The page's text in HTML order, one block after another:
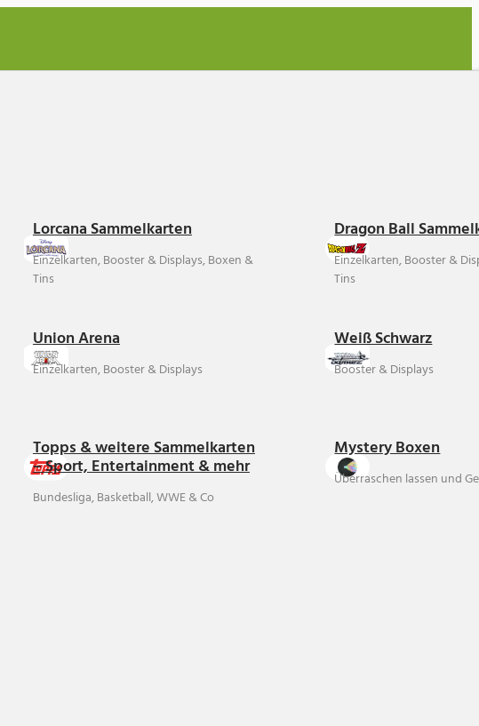
Lorcana Sammelkarten
Einzelkarten, Booster & Displays, Boxen &
Tins
Dragon Ball
Einzelkarten, Booster &
Tins
Union Arena
Einzelkarten, Booster & Displays
Weiß Schwarz
Booster & Displays
Topps & weitere Sammelkarten
– Sport, Entertainment & mehr
Bundesliga, Basketball, WWE & Co
Mystery Boxen
Überraschen lassen und